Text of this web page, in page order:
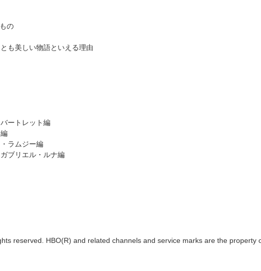
の
も美しい物語といえる理由
ートレット編
ラムジー編
ブリエル・ルナ編
reserved. HBO(R) and related channels and service marks are the property